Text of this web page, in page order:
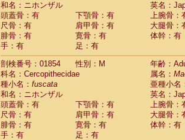
和名：ニホンザル
英名：
頭蓋骨：有
下顎骨：有
上腕骨：
尺骨：有
肩甲骨：有
大腿骨：
腓骨：有
寛骨：有
体幹：有
手：有
足：有
剖検番号：01854
性別：M
年齢：
科名：Cercopithecidae
属名：
種小名： fuscata
亜種小名
和名：ニホンザル
英名：
頭蓋骨：有
下顎骨：有
上腕骨：
尺骨：有
肩甲骨：有
大腿骨：
腓骨：有
寛骨：有
体幹：有
手：有
足：有